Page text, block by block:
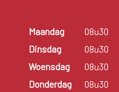
Maandag 08u30
Dinsdag
08u30
Woensdag
08u30
Donderdag
08u30